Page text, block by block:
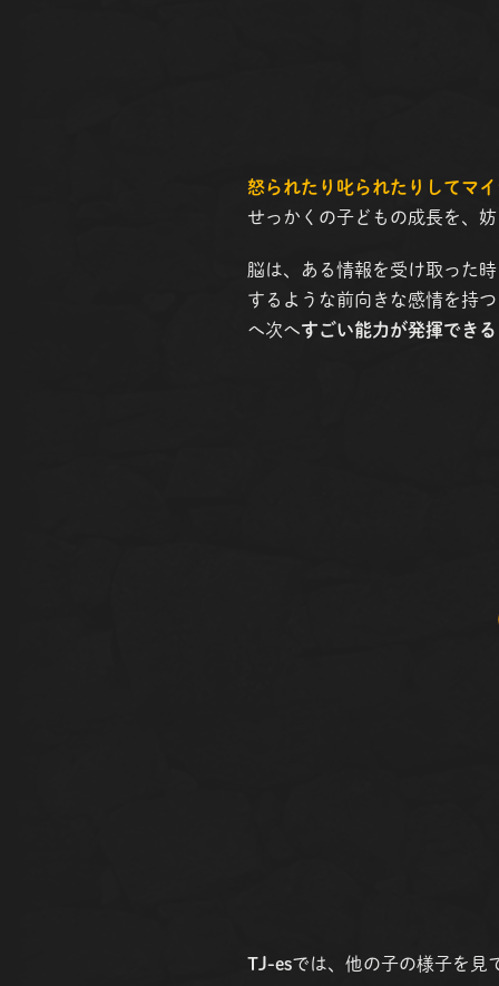
怒られたり叱られたりしてマ
せっかくの子どもの成長を、
脳は、ある情報を受け取った
するような前向きな感情を持
へ次へすごい能力が発揮できる
TJ-esでは、他の子の様子を見